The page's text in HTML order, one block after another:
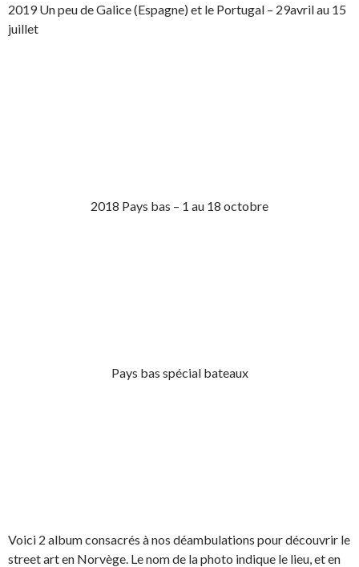
2019 Un peu de Galice (Espagne) et le Portugal – 29avril au 15
juillet
2018 Pays bas – 1 au 18 octobre
Pays bas spécial bateaux
Voici 2 album consacrés à nos déambulations pour découvrir le
street art en Norvège. Le nom de la photo indique le lieu, et en